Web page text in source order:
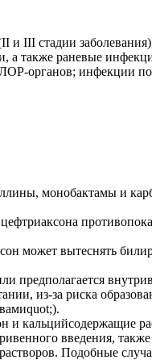
и III стадии
а также раневые
органов; инфек­ции
монобактамы и
может вытеснять
предполагается
из-за риска
и кальцийсодержащие
введения,
Подобные